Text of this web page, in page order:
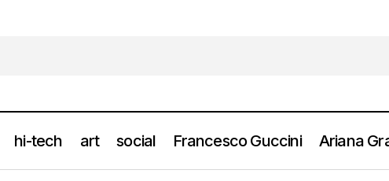
hi-tech art social Francesco Guccini Ariana